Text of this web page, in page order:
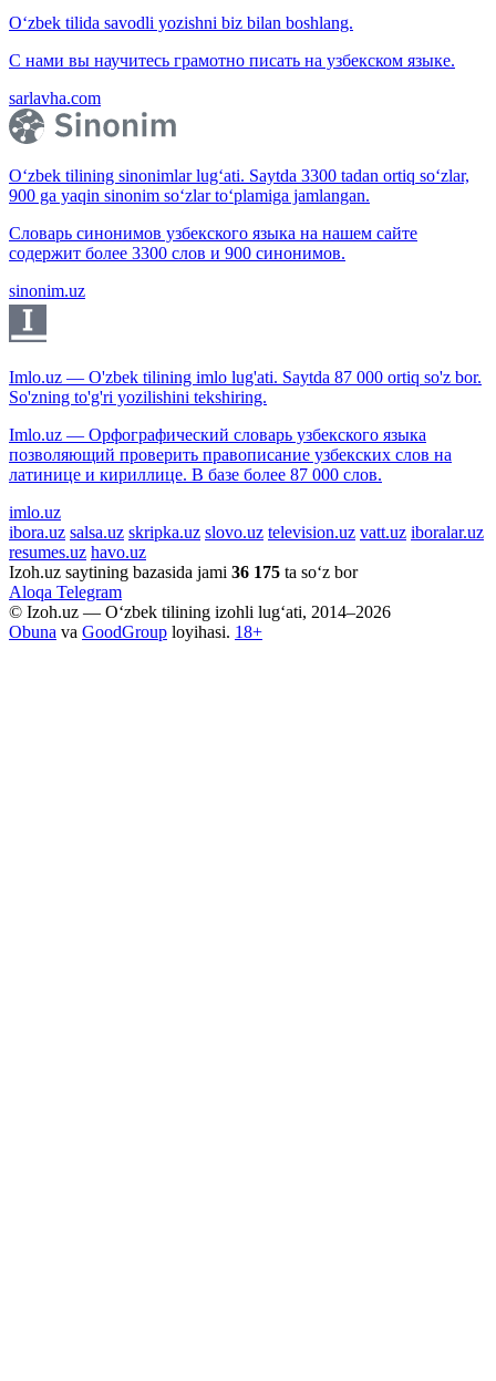
O‘zbek tilida savodli yozishni biz bilan boshlang.
С нами вы научитесь грамотно писать на узбекском языке.
sarlavha.com
O‘zbek tilining sinonimlar lug‘ati. Saytda 3300 tadan ortiq so‘zlar,
900 ga yaqin sinonim so‘zlar to‘plamiga jamlangan.
Словарь синонимов узбекского языка на нашем сайте
содержит более 3300 слов и 900 синонимов.
sinonim.uz
Imlo.uz — O'zbek tilining imlo lug'ati. Saytda 87 000 ortiq so'z bor.
So'zning to'g'ri yozilishini tekshiring.
Imlo.uz — Орфографический словарь узбекского языка
позволяющий проверить правописание узбекских слов на
латинице и кириллице. В базе более 87 000 слов.
imlo.uz
ibora.uz salsa.uz skripka.uz slovo.uz television.uz vatt.uz iboralar.uz
resumes.uz havo.uz
Izoh.uz saytining bazasida jami 36 175 ta so‘z bor
Aloqa Telegram
© Izoh.uz — O‘zbek tilining izohli lug‘ati, 2014–2026
Obuna va GoodGroup loyihasi. 18+